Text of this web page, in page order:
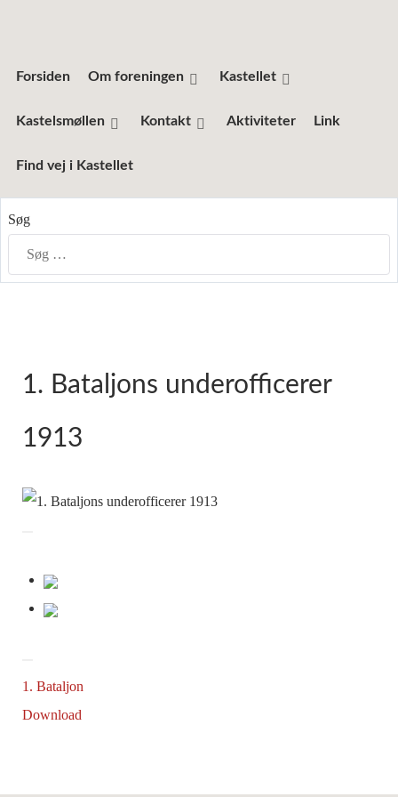
Forsiden Om foreningen Kastellet
Kastelsmøllen Kontakt Aktiviteter Link
Find vej i Kastellet
Søg
1. Bataljons underofficerer
1913
1. Bataljon
Download